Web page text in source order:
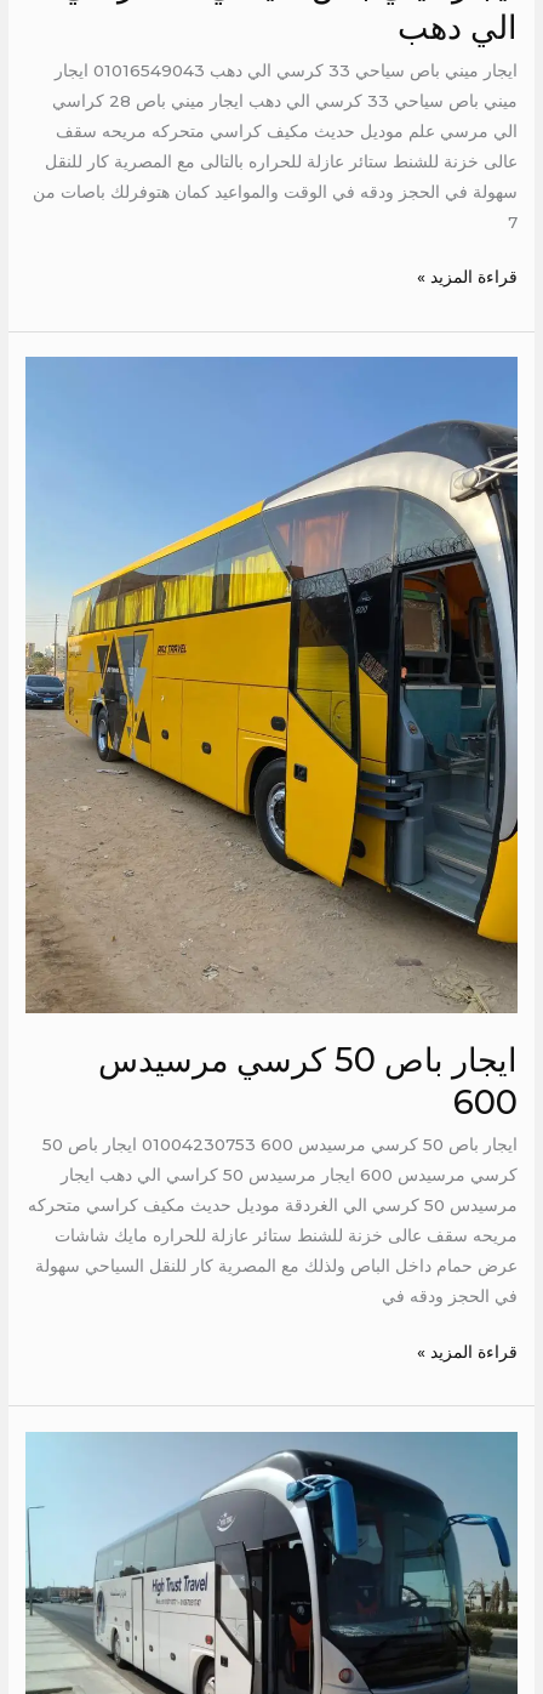
الي دهب
ايجار ميني باص سياحي 33 كرسي الي دهب 01016549043 ايجار
ميني باص سياحي 33 كرسي الي دهب ايجار ميني باص 28 كراسي
الي مرسي علم موديل حديث مكيف كراسي متحركه مريحه سقف
عالى خزنة للشنط ستائر عازلة للحراره بالتالى مع المصرية كار للنقل
سهولة في الحجز ودقه في الوقت والمواعيد كمان هتوفرلك باصات من
7
قراءة المزيد »
ايجار باص 50 كرسي مرسيدس
600
ايجار باص 50 كرسي مرسيدس 600 01004230753 ايجار باص 50
كرسي مرسيدس 600 ايجار مرسيدس 50 كراسي الي دهب ايجار
مرسيدس 50 كرسي الي الغردقة موديل حديث مكيف كراسي متحركه
مريحه سقف عالى خزنة للشنط ستائر عازلة للحراره مايك شاشات
عرض حمام داخل الباص ولذلك مع المصرية كار للنقل السياحي سهولة
في الحجز ودقه في
50
كرسي
مرسيدس
600
قراءة المزيد »
كرسي
الي
الغردقة